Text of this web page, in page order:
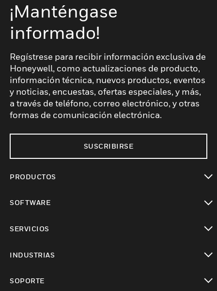
¡Manténgase
informado!
Regístrese para recibir información exclusiva de
Honeywell, como actualizaciones de producto,
información técnica, nuevos productos, eventos
y noticias, encuestas, ofertas especiales, y más,
a través de teléfono, correo electrónico, y otras
formas de comunicación electrónica.
SUSCRIBIRSE
PRODUCTOS
SOFTWARE
SERVICIOS
INDUSTRIAS
SOPORTE